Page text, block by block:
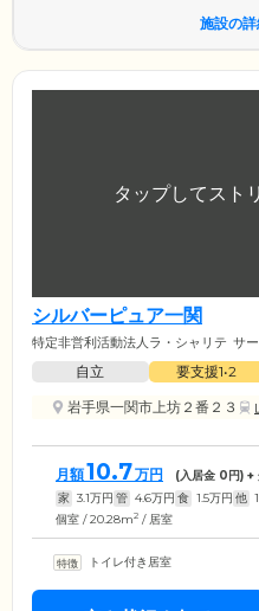
施設の
シルバーピュア一関
特定非営利活動法人ラ・シャリテ サ
自立 要支援1•2
岩手県一関市上坊２番２３
月額10.7万円 (入居金 0円) +
家 3.1万円 管 4.6万円 食 1.5万円 他
個室 / 20.28m2 / 居室
トイレ付き居室